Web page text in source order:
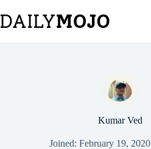
to
content
Kumar Ved
Joined: February 19, 2020